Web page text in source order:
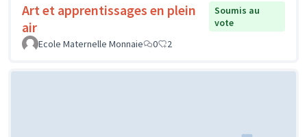
Art et apprentissages en plein
air
Soumis au
vote
Ecole Maternelle Monnaie
0 2